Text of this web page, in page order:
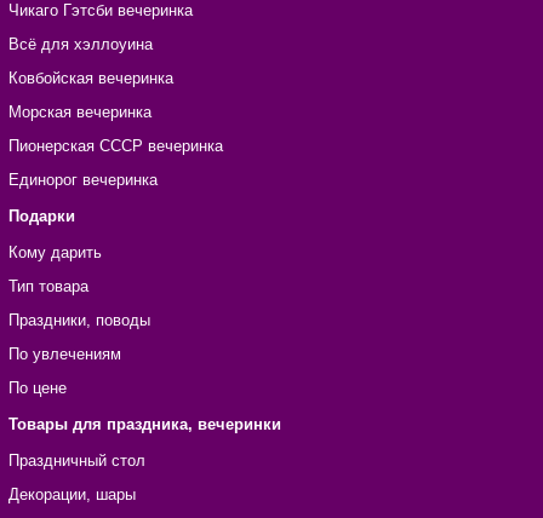
Чикаго Гэтсби вечеринка
Всё для хэллоуина
Ковбойская вечеринка
Морская вечеринка
Пионерская СССР вечеринка
Единорог вечеринка
Подарки
Кому дарить
Тип товара
Праздники, поводы
По увлечениям
По цене
Товары для праздника, вечеринки
Праздничный стол
Декорации, шары